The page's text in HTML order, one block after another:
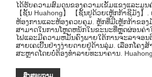
ໄດ້ຮັບຄວາມສົມດຸນຂອງຄວາມເຂັ້ມແຂງແລະມູນ
【ຊັ້ນ Huahong】 【ຊັ້ນປູດ້ວຍເຫຼັກກ້າຊີມັງ】
ຫ້ອງການແລະຫ້ອງຄວບຄຸມ. ຫຼັກທີ່ມີເຫຼັກກ້າຂອງ
ສາມາດໃນການໂຫຼດຫນັກໃນຂະນະທີ່ຫຼຸດຜ່ອນຄ່າ
ໄຟແລະມີຄວາມຫມັ້ນຄົງພາຍໃຕ້ການຈະລາຈອນ
ສາຍເຄເບີ້ນຢ່າງງ່າຍດາຍຢູ່ດ້ານລຸ່ມ. ເລືອກໂຄງສ້
ສະຫຼາດໂດຍບໍ່ຕ້ອງທໍາລາຍທະນາຄານ.
ສົ່ງສອບຖາມ